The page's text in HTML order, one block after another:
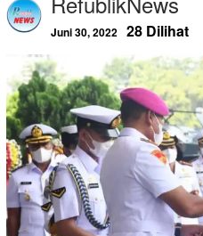
Juni 30, 2022 28 Dilihat